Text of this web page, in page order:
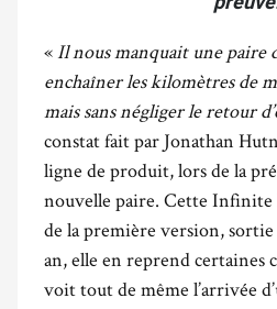
«Il nous manquait une paire
enchaîner les kilomètres de
mais sans négliger le retour
constat fait par Jonathan
ligne de produit, lors de la
nouvelle paire. Cette Infinite
de la première version,
an, elle en reprend certaines
voit tout de même l’arrivée